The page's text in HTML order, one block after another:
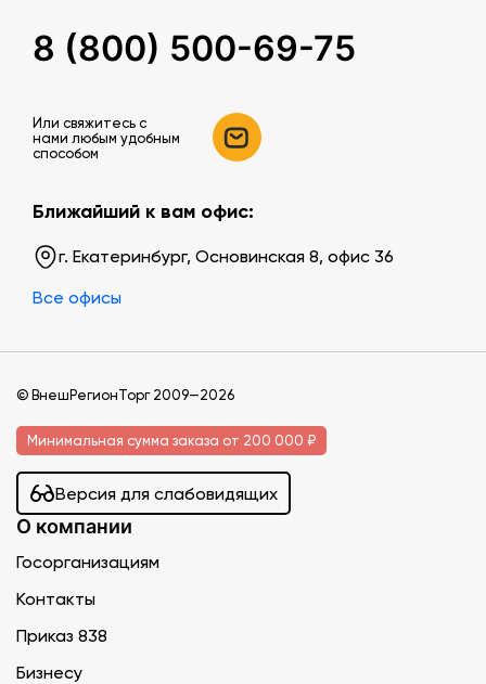
8 (800) 500-69-75
Или свяжитесь c
нами любым удобным
способом
Ближайший к вам офис:
г. Екатеринбург, Основинская 8, офис 36
Все офисы
© ВнешРегионТорг 2009—2026
Минимальная сумма заказа от 200 000 ₽
Версия для слабовидящих
О компании
Госорганизациям
Контакты
Приказ 838
Бизнесу